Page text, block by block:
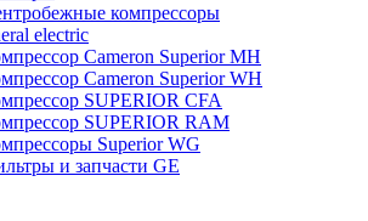
компрессоры
electric
Cameron Superior MH
Cameron Superior WH
SUPERIOR CFA
SUPERIOR RAM
Superior WG
и запчасти GE